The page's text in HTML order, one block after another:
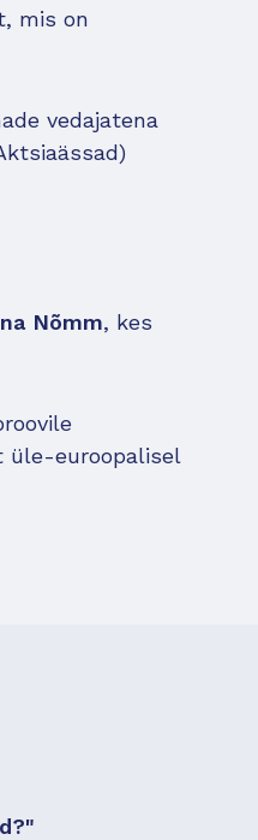
mis on
vedajatena
Nõmm, kes
üle-euroopalisel